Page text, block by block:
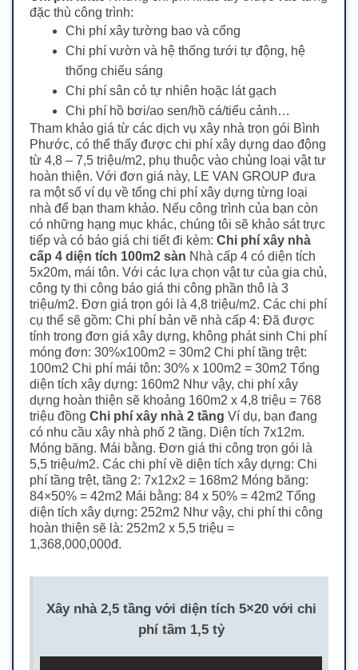
đặc thù công trình:
Chi phí xây tường bao và cổng
Chi phí vườn và hệ thống tưới tự động, hệ
thống chiếu sáng
Chi phí sân cỏ tự nhiên hoặc lát gạch
Chi phí hồ bơi/ao sen/hồ cá/tiểu cảnh…
Tham khảo giá từ các dịch vụ xây nhà trọn gói Bình
Phước, có thể thấy được chi phí xây dựng dao động
từ 4,8 – 7,5 triệu/m2, phụ thuộc vào chủng loại vật tư
hoàn thiện. Với đơn giá này, LE VAN GROUP đưa
ra một số ví dụ về tổng chi phí xây dựng từng loại
nhà để bạn tham khảo. Nếu công trình của bạn còn
có những hạng mục khác, chúng tôi sẽ khảo sát trực
tiếp và có báo giá chi tiết đi kèm: Chi phí xây nhà
cấp 4 diện tích 100m2 sàn Nhà cấp 4 có diện tích
5x20m, mái tôn. Với các lựa chọn vật tư của gia chủ,
công ty thi công báo giá thi công phần thô là 3
triệu/m2. Đơn giá trọn gói là 4,8 triệu/m2. Các chi phí
cụ thể sẽ gồm: Chi phí bản vẽ nhà cấp 4: Đã được
tính trong đơn giá xây dựng, không phát sinh Chi phí
móng đơn: 30%x100m2 = 30m2 Chi phí tầng trệt:
100m2 Chi phí mái tôn: 30% x 100m2 = 30m2 Tổng
diện tích xây dựng: 160m2 Như vậy, chi phí xây
dựng hoàn thiện sẽ khoảng 160m2 x 4,8 triệu = 768
triệu đồng Chi phí xây nhà 2 tầng Ví dụ, bạn đang
có nhu cầu xây nhà phố 2 tầng. Diện tích 7x12m.
Móng băng. Mái bằng. Đơn giá thi công trọn gói là
5,5 triệu/m2. Các chi phí về diện tích xây dựng: Chi
phí tầng trệt, tầng 2: 7x12x2 = 168m2 Móng băng:
84×50% = 42m2 Mái bằng: 84 x 50% = 42m2 Tổng
diện tích xây dựng: 252m2 Như vậy, chi phí thi công
hoàn thiện sẽ là: 252m2 x 5,5 triệu =
1,368,000,000đ.
Xây nhà 2,5 tầng với diện tích 5×20 với chi
phí tầm 1,5 tỷ